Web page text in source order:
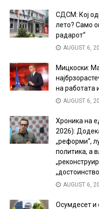
СДСМ: Кој
лето? Само
радарот“
AUGUST 6,
Мицкоски:
на работата
AUGUST 6,
Хроника на
2026):
„реформи“,
политика, а
AUGUST 6,
Осумдесет и